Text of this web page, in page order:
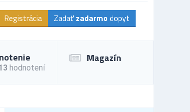
Registrácia Zadať zadarmo dopyt
hodnotení
Magazín